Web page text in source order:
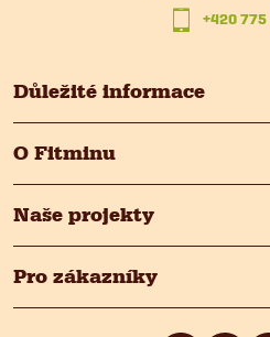
Důležité informace
O Fitminu
Naše projekty
Pro zákazníky
+420